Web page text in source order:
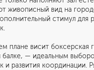
живописный вид на
стимул для
плане висит боксерская
балке, — идеальным
и развития координации.